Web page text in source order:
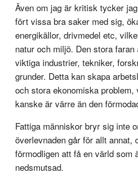
Även om jag är kritisk tycker
fört vissa bra saker med sig,
energikällor, drivmedel etc,
natur och miljö. Den stora
viktiga industrier, tekniker,
grunder. Detta kan skapa
och stora ekonomiska
kanske är värre än den
Fattiga människor bryr sig inte
överlevnaden går för allt annat,
förmodligen att få en värld som
nedsmutsad.